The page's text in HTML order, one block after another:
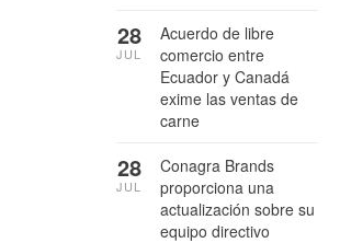
Acuerdo de libre
comercio entre
Ecuador y Canadá
exime las ventas de
carne
28
JUL
Conagra Brands
proporciona una
actualización sobre su
equipo directivo
28
JUL